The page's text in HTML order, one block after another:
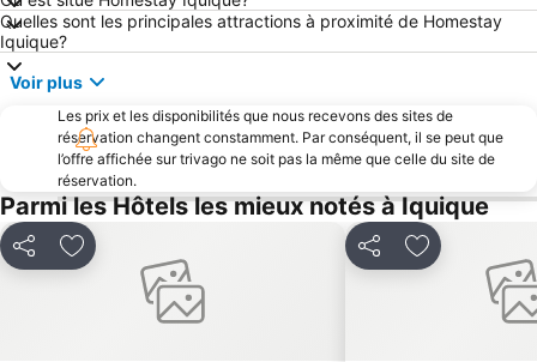
Quelles sont les principales attractions à proximité de Homestay
Iquique?
Voir plus
Les prix et les disponibilités que nous recevons des sites de
réservation changent constamment. Par conséquent, il se peut que
l’offre affichée sur trivago ne soit pas la même que celle du site de
réservation.
Parmi les Hôtels les mieux notés à Iquique
PartagerAjouter à mes favoris PartagerAjouter à